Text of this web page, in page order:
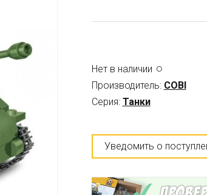
Нет в наличии
Производитель: COBI
Серия: Танки
Уведомить о